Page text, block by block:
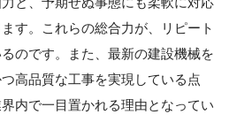
す。これらの総合力が、リピート
のです。また、最新の建設機械を
高品質な工事を実現している点
内で一目置かれる理由となってい